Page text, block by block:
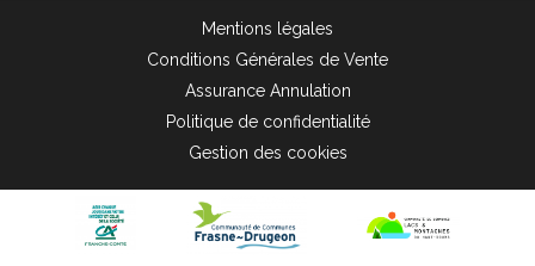
Mentions légales
Conditions Générales de Vente
Assurance Annulation
Politique de confidentialité
Gestion des cookies